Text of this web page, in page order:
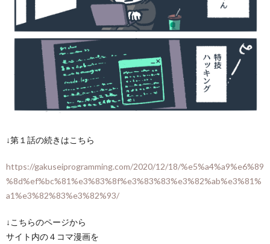
↓第１話の続きはこちら
https://gakuseiprogramming.com/2020/12/18/%e5%a4%a9%e6%89
%8d%ef%bc%81%e3%83%8f%e3%83%83%e3%82%ab%e3%81%
a1%e3%82%83%e3%82%93/
↓こちらのページから
サイト内の４コマ漫画を